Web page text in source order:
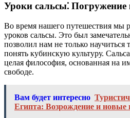
Уроки сальсы⁚ Погружение
Во время нашего путешествия мы
уроков сальсы. Это был
позволил нам не только научиться
понять кубинскую культуру.
целая философия, основанная на
свободе.
Вам будет интересно
Египта: Возрождение и новые